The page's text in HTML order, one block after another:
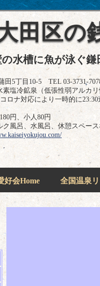
田区の
水槽に魚が泳ぐ鎌
5丁目10-5 TEL 03-3731-
塩冷鉱泉（低張性弱アルカ
ロナ対応により一時的に23:30
円、小人80円
風呂、水風呂、休憩スペース
好会Home 全国温泉